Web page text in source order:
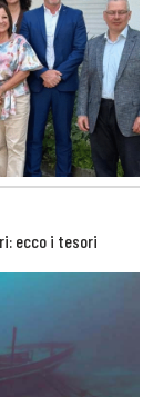
ecco i tesori